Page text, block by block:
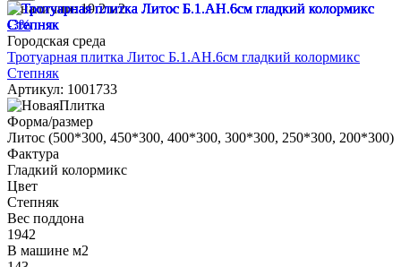
В наличии: 19.2 м2
-3%
Городская среда
Тротуарная плитка Литос Б.1.АН.6см гладкий колормикс
Степняк
Артикул: 1001733
Форма/размер
Литос (500*300, 450*300, 400*300, 300*300, 250*300, 200*300)
Фактура
Гладкий колормикс
Цвет
Степняк
Вес поддона
1942
В машине м2